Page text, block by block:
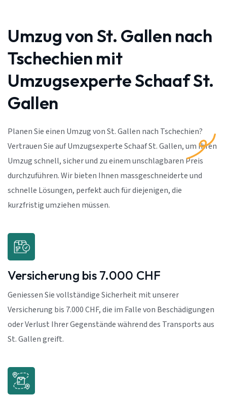
Umzug von St. Gallen nach
Tschechien mit
Umzugsexperte Schaaf St.
Gallen
Planen Sie einen Umzug von St. Gallen nach Tschechien?
Vertrauen Sie auf Umzugsexperte Schaaf St. Gallen, um Ihren
Umzug schnell, sicher und zu einem unschlagbaren Preis
durchzuführen. Wir bieten Ihnen massgeschneiderte und
schnelle Lösungen, perfekt auch für diejenigen, die
kurzfristig umziehen müssen.
Versicherung bis 7.000 CHF
Geniessen Sie vollständige Sicherheit mit unserer
Versicherung bis 7.000 CHF, die im Falle von Beschädigungen
oder Verlust Ihrer Gegenstände während des Transports aus
St. Gallen greift.